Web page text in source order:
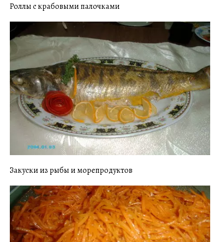
Роллы с крабовыми палочками
Закуски из рыбы и морепродуктов